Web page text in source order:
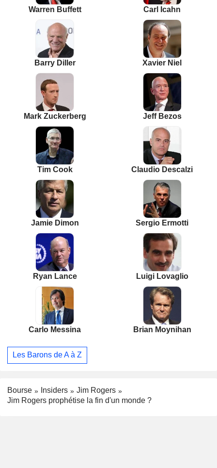
Warren Buffett Carl Icahn
Barry Diller Xavier Niel
Mark Zuckerberg Jeff Bezos
Tim Cook Claudio Descalzi
Jamie Dimon Sergio Ermotti
Ryan Lance Luigi Lovaglio
Carlo Messina Brian Moynihan
Les Barons de A à Z
Bourse Insiders
Jim Rogers
Jim Rogers prophétise la fin d'un monde ?